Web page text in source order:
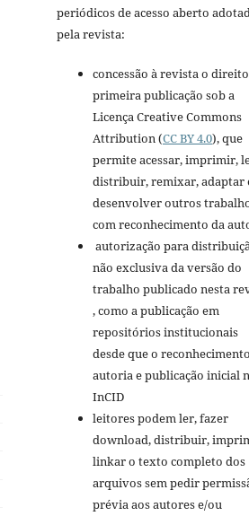
periódicos de acesso aberto
pela revista:
concessão à revista o
primeira publicação sob a
Licença Creative Commons
Attribution (CC BY 4.0), que
permite acessar, imprimir,
distribuir, remixar, adaptar
desenvolver outros
com reconhecimento da
autorização para
não exclusiva da versão do
trabalho publicado nesta
, como a publicação em
repositórios institucionais
desde que o
autoria e publicação inicial
InCID
leitores podem ler, fazer
download, distribuir,
linkar o texto completo dos
arquivos sem pedir
prévia aos autores e/ou